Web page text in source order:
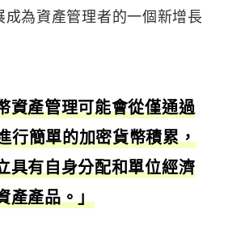
為資產管理者的一個新增長
資產管理可能會從僅通過
行簡單的加密貨幣積累，
具有自身分配和單位經濟
產產品。」